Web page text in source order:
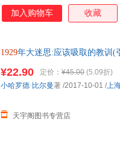
的神话”、“美国无线电公司”的
策、“股市的跌宕起伏”、
验教训的总结具体深入。本书
加入购物车 收藏
1929年大迷思:应该吸取的教训(
¥22.90 定价： ¥45.00 (5.09折)
天宇阁图书专营店
小哈罗德·比尔曼著 /2017-10-01 /上